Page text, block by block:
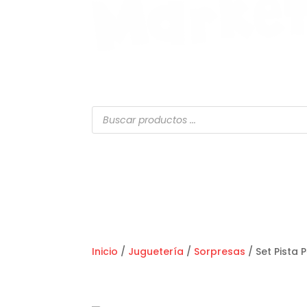
Búsqueda
de
productos
Inicio / Juguetería / Sorpresas / Set Pista